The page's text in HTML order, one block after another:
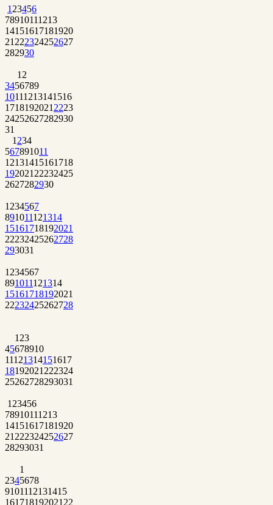
1 23456
78910111213
14151617181920
21 222324252627
282930
1 2
3456789
10111213141516
1718192021 2223
24252627282930
31
1 234
567891011
12131415161718
192021 22232425
2627282930
1 234567
891011121314
15161718192021
22232425262728
293031
1 234567
891011121314
15161718192021
22232425262728
1 23
45678910
11121314151617
18192021 222324
25262728293031
1 23456
78910111213
14151617181920
21 222324252627
28293031
1
2345678
9101112131415
161718192021 22